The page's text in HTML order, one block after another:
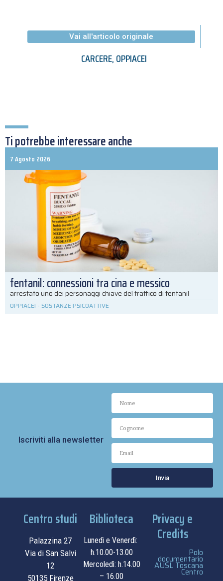
Vai all'articolo originale
CARCERE,OPPIACEI
Ti potrebbe interessare anche
7 Agosto 2026
fentanil: connessioni tra cina e messico
arrestato uno dei personaggi chiave del traffico di fentanil
OPPIACEI - SOSTANZE PSICOATTIVE
Iscriviti alla newsletter
Invia
Centro studi
Palazzina 27
Via di San Salvi
12
50135 Firenze
Biblioteca
Lunedì e Venerdì:
h.10.00-13.00
Mercoledì: h.14.00
– 16.00
Privacy e
Credits
Polo
documentario
AUSL Toscana
Centro